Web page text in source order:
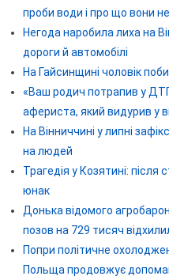
проби води і про що вони
Негода наробила лиха на
дороги й автомобілі
На Гайсинщині чоловік
«Ваш родич потрапив у
афериста, який видурив у
На Вінниччині у липні
на людей
Трагедія у Козятині: після
юнак
Донька відомого
позов на 729 тисяч
Попри політичне
Польща продовжує